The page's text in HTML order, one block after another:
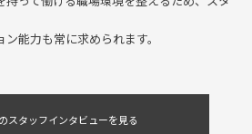
だけではなく店舗間との連携を強めて成果
プロフェッショナルな「エキスパート」
持って働ける職場環境を整えるため、スタ